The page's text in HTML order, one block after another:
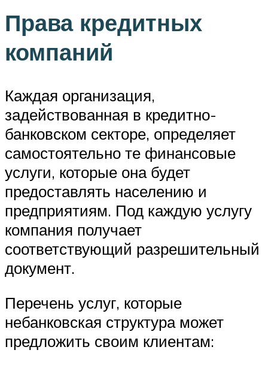
Права кредитных
компаний
Каждая организация,
задействованная в кредитно-
банковском секторе, определяет
самостоятельно те финансовые
услуги, которые она будет
предоставлять населению и
предприятиям. Под каждую услугу
компания получает
соответствующий разрешительный
документ.
Перечень услуг, которые
небанковская структура может
предложить своим клиентам: